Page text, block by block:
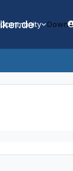
Community